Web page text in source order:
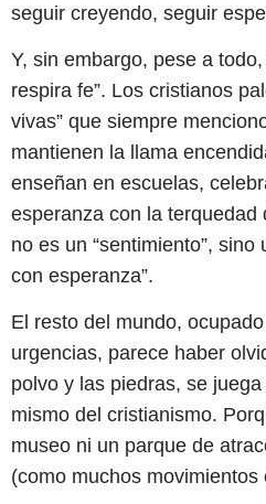
seguir creyendo, seguir
Y, sin embargo, pese a
respira fe”. Los cristianos
vivas” que siempre
mantienen la llama
enseñan en escuelas,
esperanza con la terquedad
no es un “sentimiento”,
con esperanza”.
El resto del mundo,
urgencias, parece haber
polvo y las piedras, se
mismo del cristianismo.
museo ni un parque de
(como muchos movimientos